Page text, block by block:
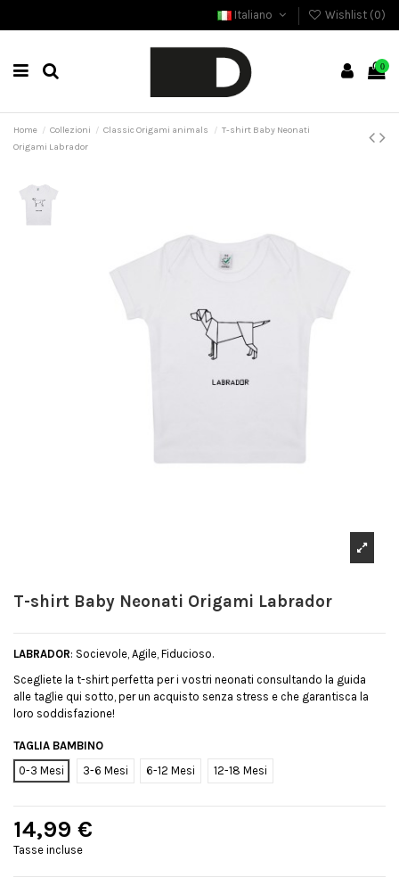
Italiano Wishlist (0)
0
Home Collezioni Classic Origami animals
T-shirt Baby Neonati
Origami Labrador
T-shirt Baby Neonati Origami Labrador
LABRADOR: Socievole, Agile, Fiducioso.
Scegliete la t-shirt perfetta per i vostri neonati consultando la guida
alle taglie qui sotto, per un acquisto senza stress e che garantisca la
loro soddisfazione!
TAGLIA BAMBINO
0-3 Mesi
3-6 Mesi 6-12 Mesi 12-18 Mesi
14,99 €
Tasse incluse